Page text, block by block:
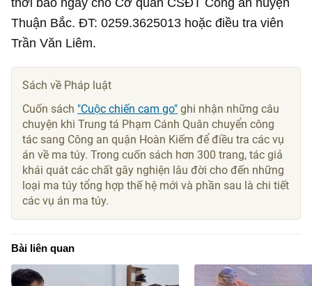
Thuận Bắc. ĐT: 0259.3625013 hoặc điều tra viên
Trần Văn Liêm.
Sách về Pháp luật
Cuốn sách "Cuộc chiến cam go" ghi nhận những câu
chuyện khi Trung tá Phạm Cánh Quân chuyển công
tác sang Công an quận Hoàn Kiếm để điều tra các vụ
án về ma túy. Trong cuốn sách hơn 300 trang, tác giả
khái quát các chất gây nghiện lâu đời cho đến những
loại ma túy tổng hợp thế hệ mới và phần sau là chi tiết
các vụ án ma túy.
Bài liên quan